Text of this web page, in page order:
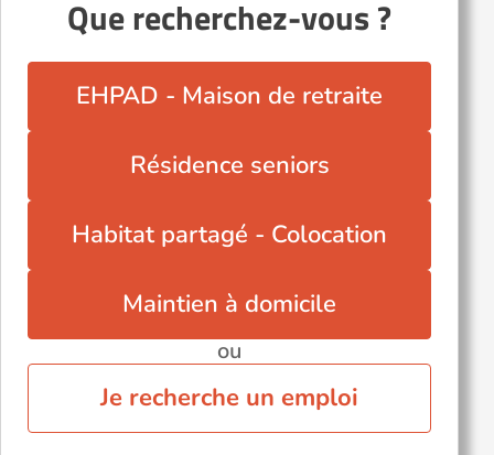
Que recherchez-vous ?
EHPAD - Maison de retraite
Résidence seniors
Habitat partagé - Colocation
Maintien à domicile
ou
Je recherche un emploi